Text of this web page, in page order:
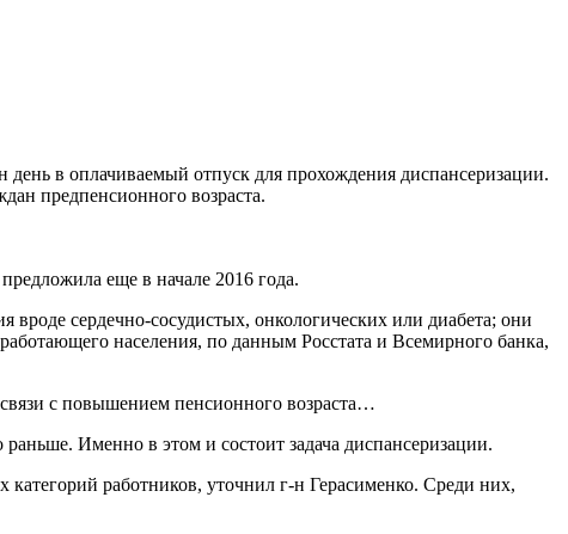
день в оплачиваемый отпуск для прохождения диспансеризации.
предпенсионного возраста.
еще в начале 2016 года.
сердечно-сосудистых, онкологических или диабета; они
населения, по данным Росстата и Всемирного банка,
с повышением пенсионного возраста…
Именно в этом и состоит задача диспансеризации.
категорий работников, уточнил г-н Герасименко. Среди них,